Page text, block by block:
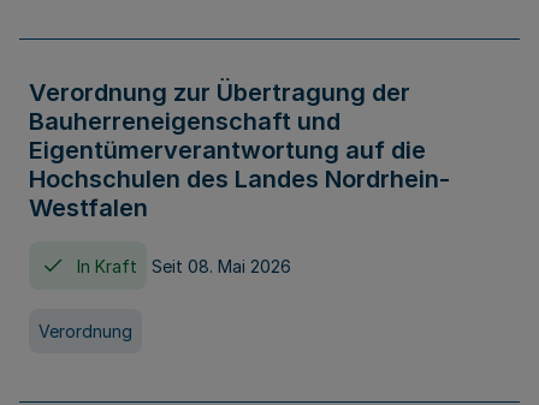
Verordnung zur Übertragung der
Bauherreneigenschaft und
Eigentümerverantwortung auf die
Hochschulen des Landes Nordrhein-
Westfalen
In Kraft Seit 08. Mai 2026
Verordnung